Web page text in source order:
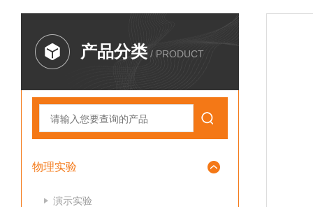
产品分类 / PRODUCT
物理实验
演示实验